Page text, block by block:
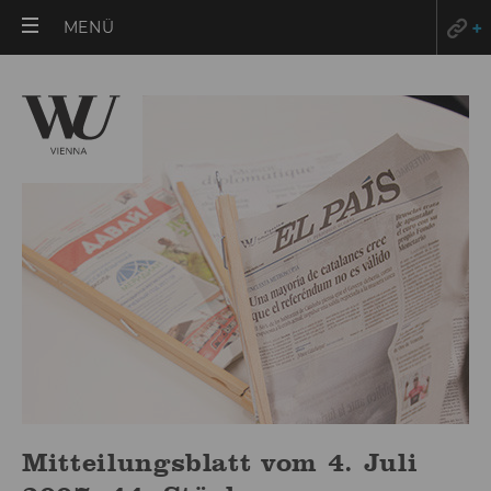
MENÜ
Mitteilungsblatt vom 4. Juli